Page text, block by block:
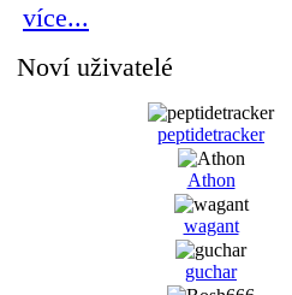
více...
Noví uživatelé
peptidetracker
Athon
wagant
guchar